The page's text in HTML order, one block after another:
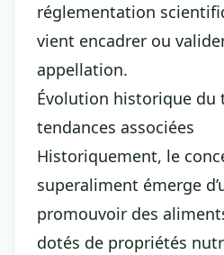
réglementation
vient encadrer ou
appellation.
Évolution historique du
tendances associées
Historiquement, le
superaliment émerge
promouvoir des
dotés de propriétés